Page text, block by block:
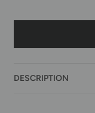
DESCRIPTION